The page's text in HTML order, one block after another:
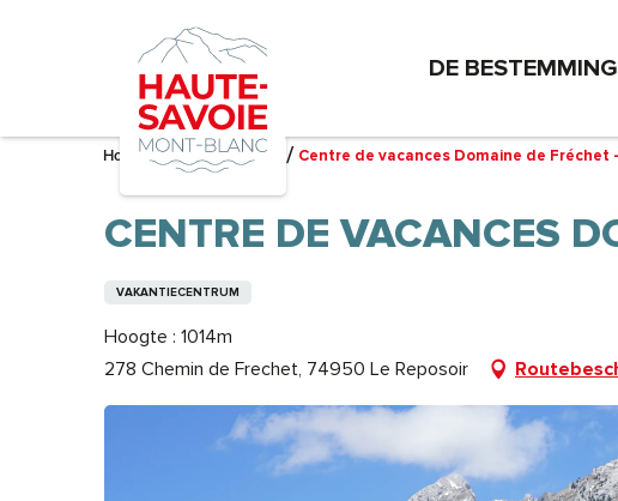
DE BESTEMMING
Home – Ik bereid me voor Centre de vacances Domaine de Fréchet
CENTRE DE VACANCES
VAKANTIECENTRUM
Hoogte : 1014m
278 Chemin de Frechet, 74950 Le Reposoir